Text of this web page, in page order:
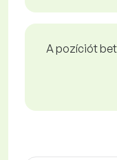
A pozíciót